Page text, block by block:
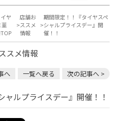
ヤ
韮
店舗お
ススメ
情報
期間限定！！『タイヤスペ
シャルプライスデー』開
催！！
スメ情報
へ 一覧へ戻る 次の記事へ >
ルプライスデー』開催！！